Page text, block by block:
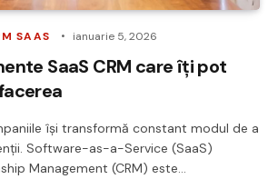
SAAS ianuarie 5, 2026
SaaS CRM care îți pot
își transformă constant modul de a
Software-as-a-Service (SaaS)
Management (CRM) este…